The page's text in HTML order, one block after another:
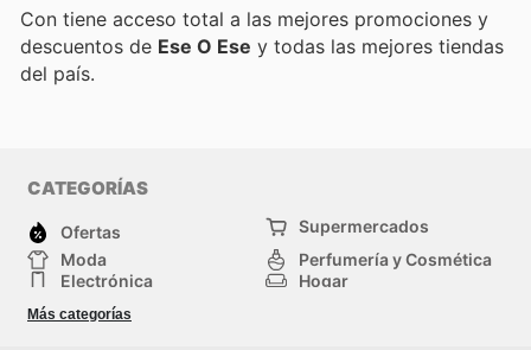
Con tiene acceso total a las mejores promociones y
descuentos de Ese O Ese y todas las mejores tiendas
del país.
CATEGORÍAS
Ofertas
Supermercados
Moda
Perfumería y Cosmética
Electrónica
Hogar
Deporte
Juguetes y bebés
Más categorías